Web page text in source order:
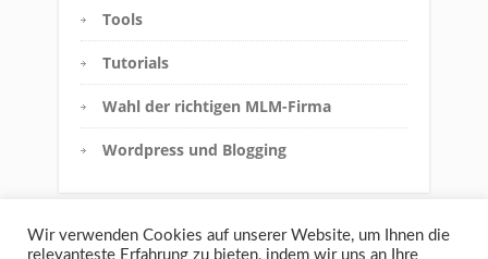
Tools
Tutorials
Wahl der richtigen MLM-Firma
Wordpress und Blogging
Wir verwenden Cookies auf unserer Website, um Ihnen die
relevanteste Erfahrung zu bieten, indem wir uns an Ihre